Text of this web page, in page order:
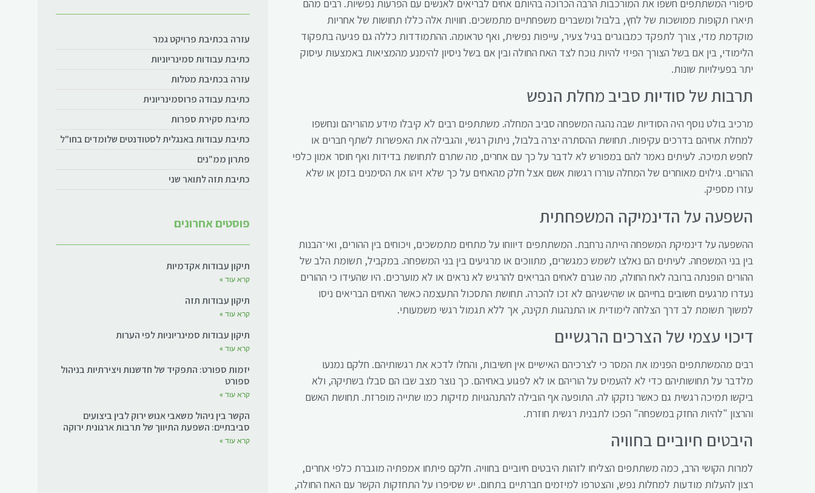
סיפורי המשתתפים חשפו את המורכבות הרבה הכרוכה בהיותם אחים לבריאים לאנשים עם הפרעות נפשיות. רבים מהם
תיארו תקופות ממושכות של לחץ, בלבול ומשברים משפחתיים מתמשכים. חוויות אלה כללו תחושות של אחריות
מוקדמת מדי, צורך לתפקד כמבוגרים בגיל צעיר, עייפות נפשית, ואף טראומה. ההתמודדות כללה גם פגיעה בתפקוד
הלימודי, בין אם בשל הצורך הפיזי להיות נוכח לצד האח החולה ובין אם בשל ניסיון להימנע מהמציאות באמצעות עיסוק
יתר בפעילויות שונות.
תרבות של סודיות סביב מחלת הנפש
מרכיב בולט נוסף היה הסודיות שבה נהגה המשפחה סביב המחלה. משתתפים רבים לא קיבלו מידע מהוריהם ונחשפו
למחלת אחיהם בדרכים עקיפות. תחושת ההסתרה יצרה בלבול, ניתוק רגשי, והגבילה את האפשרות לשתף חברים או
לחפש תמיכה. לעיתים נאמר להם במפורש לא לדבר על כך עם אחרים, מה שתרם לתחושת בדידות ואף חוסר אמון כלפי
ההורים. גילוים מאוחרים של המחלה עוררו רגשות אשם אצל חלק מהאחים על כך שלא זיהו את הסימנים בזמן או שלא
עזרו מספיק.
השפעה על הדינמיקה המשפחתית
ההשפעה על דינמיקת המשפחה הייתה נרחבת. המשתתפים דיווחו על מתחים מתמשכים, ויכוחים בין ההורים, ואי־הבנות
בין בני המשפחה. לעיתים הם נאלצו לשמש כמגשרים, מתווכים או מרגיעים בין בני המשפחה. במקביל, תשומת הלב של
ההורים הופנתה ברובה לאח החולה, מה שגרם לאחים הבריאים להרגיש לא נראים או לא מוערכים. היו שהעידו כי ההורים
נעדרו מרגעים חשובים בחייהם או שהישגיהם לא זכו להכרה. תחושת התסכול התעצמה כאשר האחים הבריאים ניסו
למשוך תשומת לב דרך הצלחה לימודית או התנהגות תקינה, אך ללא תגמול רגשי משמעותי.
דיכוי עצמי של הצרכים הרגשיים
רבים מהמשתתפים הפנימו את המסר כי לצרכיהם האישיים אין חשיבות, והחלו לדכא את רגשותיהם. חלקם נמנעו
מלדבר על תחושותיהם כדי לא להעמיס על הוריהם או לא לפגוע באחיהם. כך נוצר מצב שבו הם סבלו בשתיקה, ולא
ביקשו תמיכה רגשית גם כאשר נזקקו לה. התופעה אף הובילה להתנהגויות מזיקות כמו שתייה מופרזת. תחושת האשם
והרצון "להיות החזק במשפחה" הפכו לתבנית רגשית חוזרת.
היבטים חיוביים בחוויה
למרות הקושי הרב, כמה משתתפים הצליחו לזהות היבטים חיוביים בחוויה. חלקם פיתחו אמפתיה מוגברת כלפי אחרים,
רצון להעלות מודעות למחלות נפש, והצטרפו למיזמים חברתיים בתחום. יש שסיפרו על התחזקות הקשר עם האח החולה,
עזרה בכתיבת פרויקט גמר
כתיבת עבודות סמינריוניות
עזרה בכתיבת מטלות
כתיבת עבודה פרוסמינריונית
כתיבת סקירת ספרות
כתיבת עבודות באנגלית לסטודנטים שלומדים בחו"ל
פתרון ממ"נים
כתיבת תזה לתואר שני
פוסטים אחרונים
תיקון עבודות אקדמיות
קרא עוד »
תיקון עבודות תזה
קרא עוד »
תיקון עבודות סמינריוניות לפי הערות
קרא עוד »
יזמות ספורט: התפקיד של חדשנות ויצירתיות בניהול
ספורט
קרא עוד »
הקשר בין ניהול משאבי אנוש ירוק לבין ביצועים
סביבתיים: השפעת התיווך של תרבות ארגונית ירוקה
קרא עוד »